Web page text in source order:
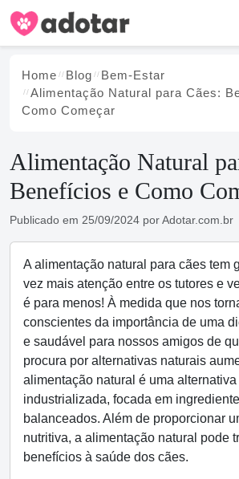
Home Blog
Bem-Estar
Alimentação Natural para Cães:
Como Começar
Alimentação Natural
Benefícios e Como
Publicado em 25/09/2024 porAdotar.com.br
A alimentação natural para cães tem
vez mais atenção entre os tutores e
é para menos! À medida que nos
conscientes da importância de uma
e saudável para nossos amigos de
procura por alternativas naturais
alimentação natural é uma
industrializada, focada em
balanceados. Além de proporcionar
nutritiva, a alimentação natural pode
benefícios à saúde dos cães.